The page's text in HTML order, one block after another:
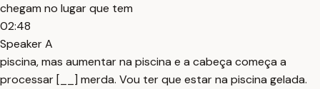
chegam no lugar que tem
02:48
Speaker A
piscina, mas aumentar na piscina e a cabeça começa a
processar [__] merda. Vou ter que estar na piscina gelada.